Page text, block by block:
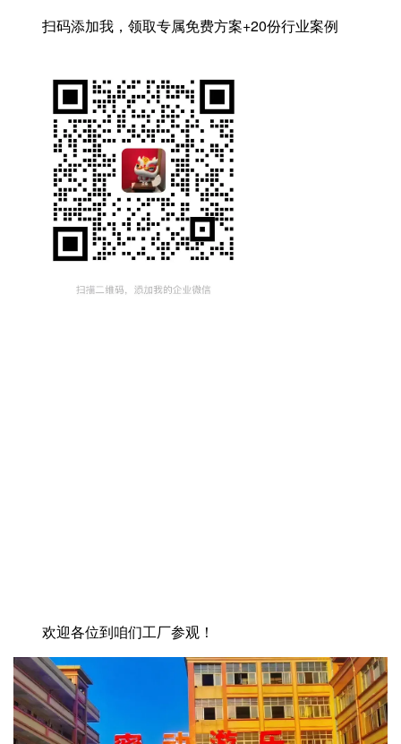
扫码添加我，领取专属免费方案+20份行业案例
欢迎各位到咱们工厂参观！